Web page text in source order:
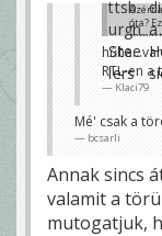
Azért
óta?
laoce
RTL-en a
Klaci79
Mé' csak a
bcsarli
Annak sincs
valamit a
mutogatjuk,